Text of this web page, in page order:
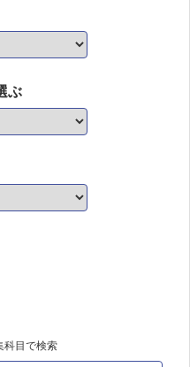
鏡クリニック
ぶ
科目で検索